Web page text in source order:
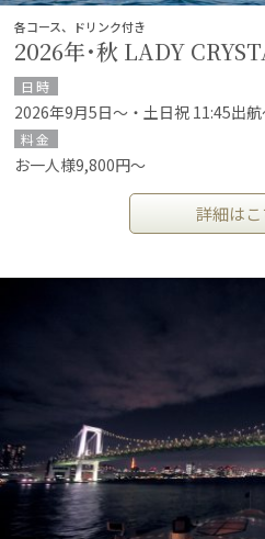
各コース、ドリンク付き
2026年･秋 LADY
日時
2026年9月5日～・土日祝 11:45出
料金
お一人様9,800円～
詳細はこ